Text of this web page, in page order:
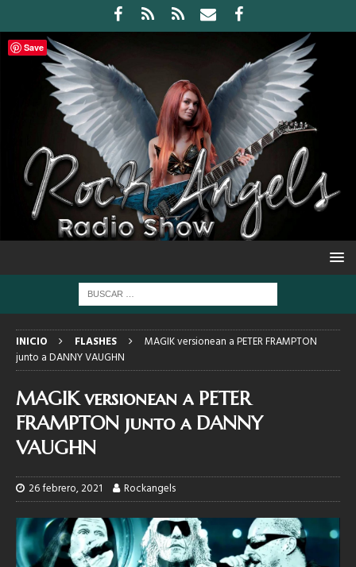
INICIO FLASHES
MAGIK versionean a PETER FRAMPTON
junto a DANNY VAUGHN
MAGIK versionean a PETER
FRAMPTON junto a DANNY
VAUGHN
26 febrero, 2021 Rockangels
Save